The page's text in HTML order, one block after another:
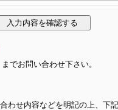
までお問い合わせ下さい。
わせ内容などを明記の上、下